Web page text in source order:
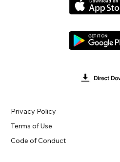
Terms of Use
Privacy Policy
Code of Conduct